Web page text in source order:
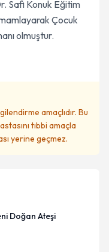
Safi Konuk Eğitim
Çocuk
olmuştur.
amaçlıdır. Bu
tıbbi amaçla
yerine geçmez.
Doğan / Yeni Doğan Ateşi